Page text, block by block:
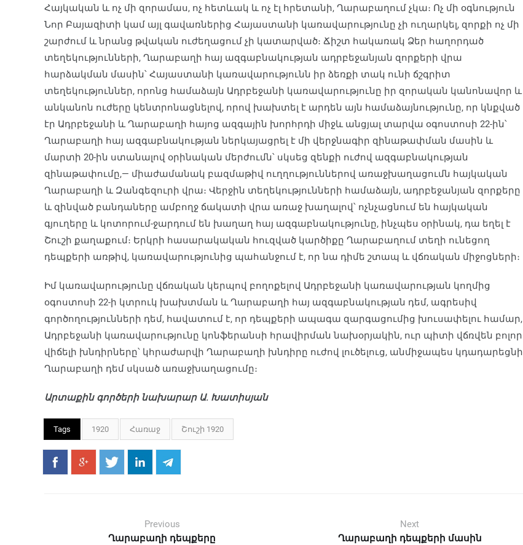
Հայկական և ոչ մի զորամաս, ոչ հետևակ և ոչ էլ հրետանի, Ղարաբաղում չկա։ Ոչ մի օգնություն
Նոր Բայազիտի կամ այլ գավառներից Հայաստանի կառավարությունը չի ուղարկել, զորքի ոչ մի
շարժում և նրանց թվական ուժեղացում չի կատարված։ Ճիշտ հակառակ Ձեր հաղորդած
տեղեկությունների, Ղարաբաղի հայ ազգաբնակության ադրբեջանյան զորքերի վրա
հարձակման մասին՝ Հայաստանի կառավարությունն իր ձեռքի տակ ունի ճշգրիտ
տեղեկություններ, որոնց համաձայն Ադրբեջանի կառավարությունը իր զորական կանոնավոր և
անկանոն ուժերը կենտրոնացնելով, որով խախտել է արդեն այն համաձայնությունը, որ կնքված
էր Ադրբեջանի և Ղարաբաղի հայոց ազգային խորհրդի միջև անցյալ տարվա օգոստոսի 22-ին՝
Ղարաբաղի հայ ազգաբնակության ներկայացրել է մի վերջնագիր զինաթափման մասին և
մարտի 20-ին ստանալով օրինական մերժումն՝ սկսեց զենքի ուժով ազգաբնակության
զինաթափումը,— միաժամանակ բազմաթիվ ուղղություններով առաջխաղացումն հայկական
Ղարաբաղի և Զանգեզուրի վրա։ Վերջին տեղեկությունների համաձայն, ադրբեջանյան զորքերը
և զինված բանդաները ամբողջ ճակատի վրա առաջ խաղալով՝ ոչնչացնում են հայկական
գյուղերը և կոտորում-ջարդում են խաղաղ հայ ազգաբնակությունը, ինչպես օրինակ, դա եղել է
Շուշի քաղաքում։ Երկրի հասարակական հուզված կարծիքը Ղարաբաղում տեղի ունեցող
դեպքերի առթիվ, կառավարությունից պահանջում է, որ նա դիմե շտապ և վճռական միջոցների։
Իմ կառավարությունը վճռական կերպով բողոքելով Ադրբեջանի կառավարության կողմից
օգոստոսի 22-ի կտրուկ խախտման և Ղարաբաղի հայ ազգաբնակության դեմ, ագրեսիվ
գործողությունների դեմ, հավատում է, որ դեպքերի ապագա զարգացումից խուսափելու համար,
Ադրբեջանի կառավարությունը կոնֆերանսի հրավիրման նախօրյակին, ուր պիտի վճռվեն բոլոր
վիճելի խնդիրները՝ կհրաժարվի Ղարաբաղի խնդիրը ուժով լուծելուց, անմիջապես կդադարեցնի
Ղարաբաղի դեմ սկսած առաջխաղացումը։
Արտաքին գործերի նախարար Ա. Խատիսյան
Tags 1920 Հառաջ Շուշի 1920
Previous
Ղարաբաղի դեպքերը
Next
Ղարաբաղի դեպքերի մասին